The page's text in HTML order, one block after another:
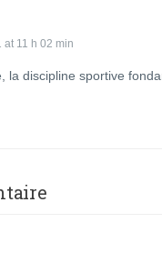
at 11 h 02 min
la discipline sportive